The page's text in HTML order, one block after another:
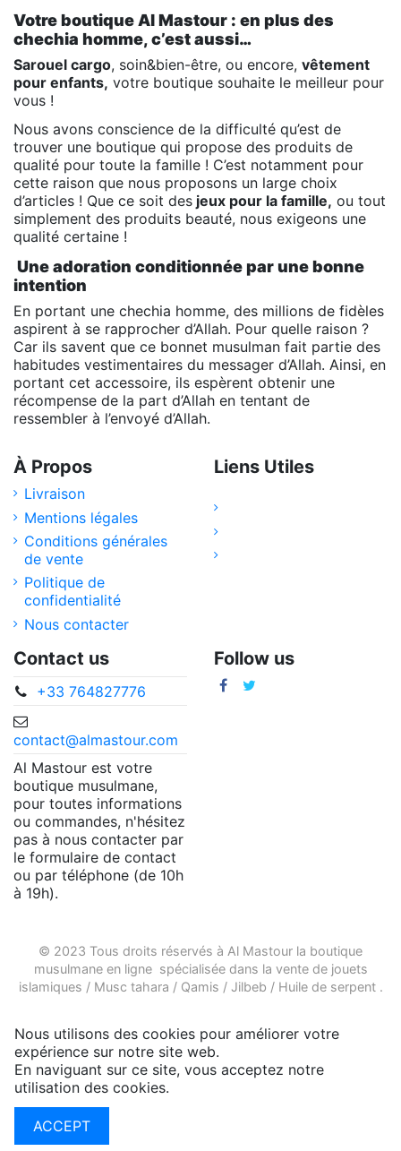
Votre boutique Al Mastour : en plus des
chechia homme, c’est aussi…
Sarouel cargo, soin&bien-être, ou encore, vêtement
pour enfants, votre boutique souhaite le meilleur pour
vous !
Nous avons conscience de la difficulté qu’est de
trouver une boutique qui propose des produits de
qualité pour toute la famille ! C’est notamment pour
cette raison que nous proposons un large choix
d’articles ! Que ce soit des jeux pour la famille, ou tout
simplement des produits beauté, nous exigeons une
qualité certaine !
Une adoration conditionnée par une bonne
intention
En portant une chechia homme, des millions de fidèles
aspirent à se rapprocher d’Allah. Pour quelle raison ?
Car ils savent que ce bonnet musulman fait partie des
habitudes vestimentaires du messager d’Allah. Ainsi, en
portant cet accessoire, ils espèrent obtenir une
récompense de la part d’Allah en tentant de
ressembler à l’envoyé d’Allah.
À Propos
Livraison
Mentions légales
Conditions générales
de vente
Politique de
confidentialité
Nous contacter
Liens Utiles
Contact us
+33 764827776
contact@almastour.com
Al Mastour est votre
boutique musulmane,
pour toutes informations
ou commandes, n'hésitez
pas à nous contacter par
le formulaire de contact
ou par téléphone (de 10h
à 19h).
Follow us
© 2023 Tous droits réservés à Al Mastour la boutique
musulmane en lignespécialisée dans la vente de jouets
islamiques / Musc tahara / Qamis / Jilbeb / Huile de serpent.
Nous utilisons des cookies pour améliorer votre
expérience sur notre site web.
En naviguant sur ce site, vous acceptez notre
utilisation des cookies.
ACCEPT